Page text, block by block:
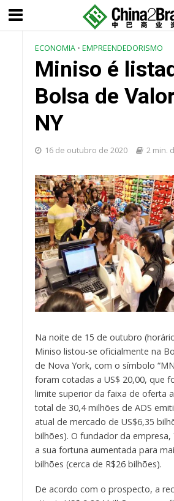
ECONOMIA • EMPREENDEDORISMO
Miniso é
Bolsa de
NY
16 de outubro de 2020 2 min.
Na noite de 15 de outubro
Miniso listou-se oficialmente na
de Nova York, com o símbolo
foram cotadas a US$ 20,00, que
limite superior da faixa de oferta
total de 30,4 milhões de ADS
atual de mercado de US$6,35
bilhões). O fundador da empresa,
a sua fortuna aumentada para
bilhões (cerca de R$26 bilhões).
De acordo com o prospecto, a